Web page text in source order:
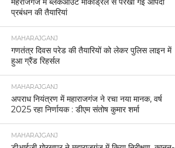
प्रबंधन की तैयारियां
MAHARAJGANJ
गणतंत्र दिवस परेड की तैयारियों को लेकर पुलिस लाइन में
हुआ ग्रैंड रिहर्सल
MAHARAJGANJ
अपराध नियंत्रण में महाराजगंज ने रचा नया मानक, वर्ष
2025 रहा निर्णायक : डीएम संतोष कुमार शर्मा
MAHARAJGANJ